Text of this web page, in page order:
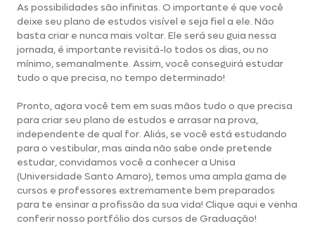
As possibilidades são infinitas. O importante é que você
deixe seu plano de estudos visível e seja fiel a ele. Não
basta criar e nunca mais voltar. Ele será seu guia nessa
jornada, é importante revisitá-lo todos os dias, ou no
mínimo, semanalmente. Assim, você conseguirá estudar
tudo o que precisa, no tempo determinado!
Pronto, agora você tem em suas mãos tudo o que precisa
para criar seu plano de estudos e arrasar na prova,
independente de qual for. Aliás, se você está estudando
para o vestibular, mas ainda não sabe onde pretende
estudar, convidamos você a conhecer a Unisa
(Universidade Santo Amaro), temos uma ampla gama de
cursos e professores extremamente bem preparados
para te ensinar a profissão da sua vida! Clique aqui e venha
conferir nosso portfólio dos cursos de Graduação!